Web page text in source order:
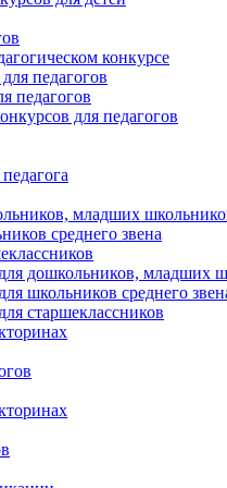
конкурсе
педагогов
педагогов
для педагогов
младших
среднего звена
дошкольников, младших
школьников среднего
старшеклассников